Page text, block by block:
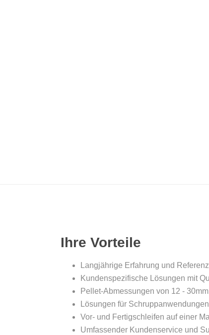
Ihre Vorteile
Langjährige Erfahrung und
Kundenspezifische Lösungen mit
Pellet-Abmessungen von 12 -
Lösungen für
Vor- und Fertigschleifen auf einer
Umfassender Kundenservice und